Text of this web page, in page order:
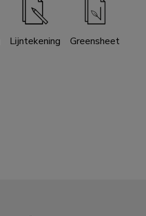
Lijntekening Greensheet